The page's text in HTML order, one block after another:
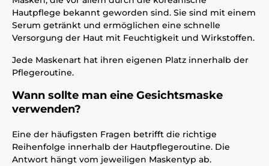
Hautpflege bekannt geworden sind. Sie sind mit einem
Serum getränkt und ermöglichen eine schnelle
Versorgung der Haut mit Feuchtigkeit und Wirkstoffen.
Jede Maskenart hat ihren eigenen Platz innerhalb der
Pflegeroutine.
Wann sollte man eine Gesichtsmaske
verwenden?
Eine der häufigsten Fragen betrifft die richtige
Reihenfolge innerhalb der Hautpflegeroutine. Die
Antwort hängt vom jeweiligen Maskentyp ab.